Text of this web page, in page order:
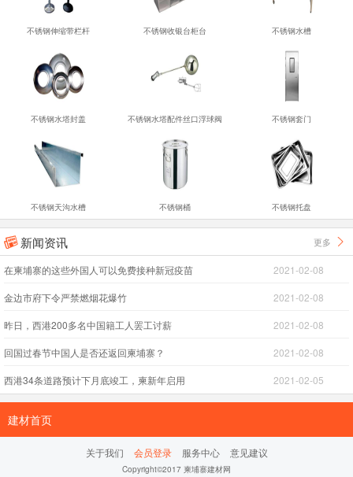
不锈钢伸缩带栏杆 不锈钢收银台柜台 不锈钢水槽
不锈钢水塔封盖 不锈钢水塔配件丝口浮球阀 不锈钢套门
不锈钢天沟水槽 不锈钢桶 不锈钢托盘
 新闻资讯 更多 
在柬埔寨的这些外国人可以免费接种新冠疫苗 2021-02-08
金边市府下令严禁燃烟花爆竹 2021-02-08
昨日，西港200多名中国籍工人罢工讨薪 2021-02-08
回国过春节中国人是否还返回柬埔寨？ 2021-02-08
西港34条道路预计下月底竣工，柬新年启用 2021-02-05
建材首页
关于我们 会员登录 服务中心 意见建议
Copyright©2017 柬埔寨建材网